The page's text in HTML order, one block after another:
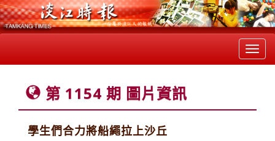
第 1154 期 圖片資訊
學生們合力將船繩拉上沙丘